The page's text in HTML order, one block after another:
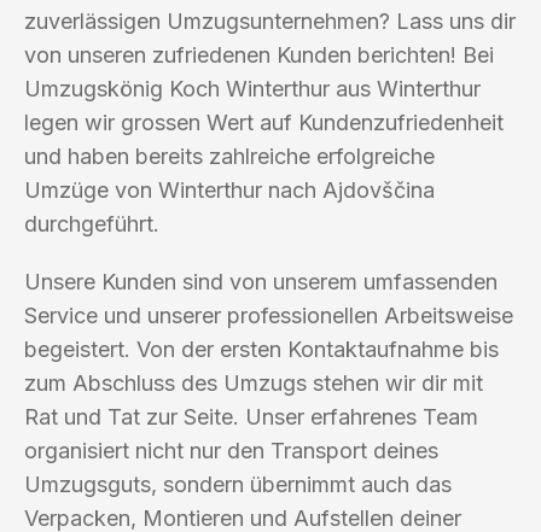
zuverlässigen Umzugsunternehmen? Lass uns dir
von unseren zufriedenen Kunden berichten! Bei
Umzugskönig Koch Winterthur aus Winterthur
legen wir grossen Wert auf Kundenzufriedenheit
und haben bereits zahlreiche erfolgreiche
Umzüge von Winterthur nach Ajdovščina
durchgeführt.
Unsere Kunden sind von unserem umfassenden
Service und unserer professionellen Arbeitsweise
begeistert. Von der ersten Kontaktaufnahme bis
zum Abschluss des Umzugs stehen wir dir mit
Rat und Tat zur Seite. Unser erfahrenes Team
organisiert nicht nur den Transport deines
Umzugsguts, sondern übernimmt auch das
Verpacken, Montieren und Aufstellen deiner